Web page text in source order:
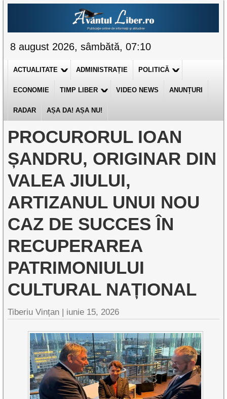
8 august 2026, sâmbătă, 07:10
ACTUALITATE ADMINISTRAȚIE POLITICĂ
ECONOMIE TIMP LIBER VIDEO NEWS ANUNȚURI
RADAR AȘA DA! AȘA NU!
PROCURORUL IOAN
ȘANDRU, ORIGINAR DIN
VALEA JIULUI,
ARTIZANUL UNUI NOU
CAZ DE SUCCES ÎN
RECUPERAREA
PATRIMONIULUI
CULTURAL NAȚIONAL
Tiberiu Vințan | iunie 15, 2026